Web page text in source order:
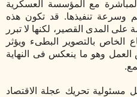
مع المؤسسة العسكرية
وسرعة تنفيذها. قد تكون هذه
المدى القصير، لكنها لا تبرر
الخاص بالتصوير البطىء ويؤثر
وهو ما ينعكس فى النهاية
مسئولية تحريك عجلة الاقتصاد